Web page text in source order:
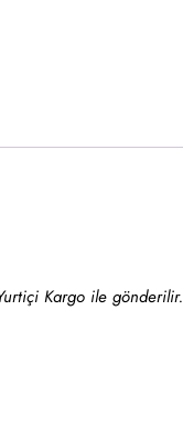
Kargo ile gönderilir.